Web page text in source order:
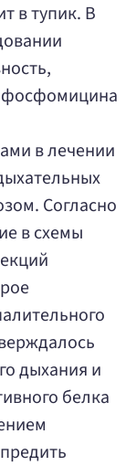
в тупик. В
фосфомицина
в лечении
Согласно
в схемы
дыхания и
белка